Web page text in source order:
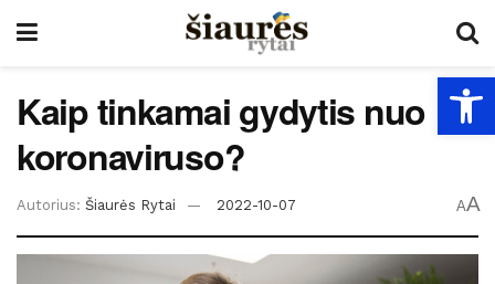
Kaip tinkamai gydytis nuo
koronaviruso?
Autorius: Šiaurės Rytai 2022-10-07 AA